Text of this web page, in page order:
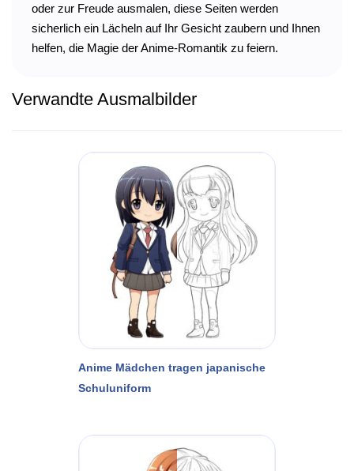
oder zur Freude ausmalen, diese Seiten werden
sicherlich ein Lächeln auf Ihr Gesicht zaubern und Ihnen
helfen, die Magie der Anime-Romantik zu feiern.
Verwandte Ausmalbilder
Anime Mädchen tragen japanische
Schuluniform